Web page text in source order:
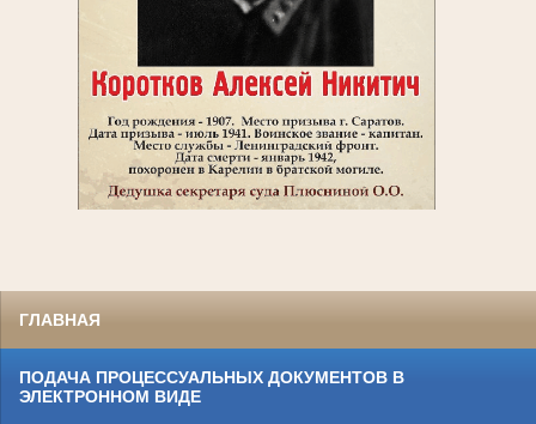
ГЛАВНАЯ
ПОДАЧА ПРОЦЕССУАЛЬНЫХ ДОКУМЕНТОВ В
ЭЛЕКТРОННОМ ВИДЕ